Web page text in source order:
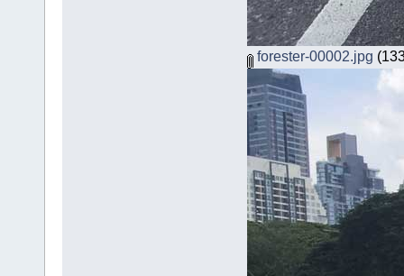
forester-00002.jpg